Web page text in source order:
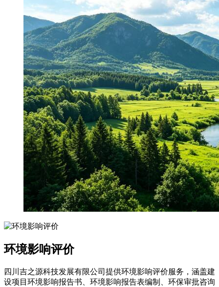
环境影响评价
四川吉之源科技发展有限公司提供环境影响评价服务，涵盖建
设项目环境影响报告书、环境影响报告表编制、环保审批咨询